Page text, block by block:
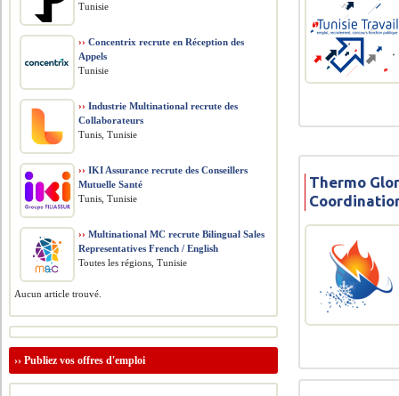
Thermo
Tunisie
›› Concentrix recrute en Réception des
Appels
Tunisie
›› Industrie Multinational recrute des
Collaborateurs
Tunis, Tunisie
›› IKI Assurance recrute des Conseillers
Mutuelle Santé
Tunis, Tunisie
›› Multinational MC recrute Bilingual Sales
Representatives French / English
Toutes les régions, Tunisie
Aucun article trouvé.
››Publiez vos offres d'emploi